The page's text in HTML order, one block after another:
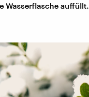
Wasserflasche auffüllt.